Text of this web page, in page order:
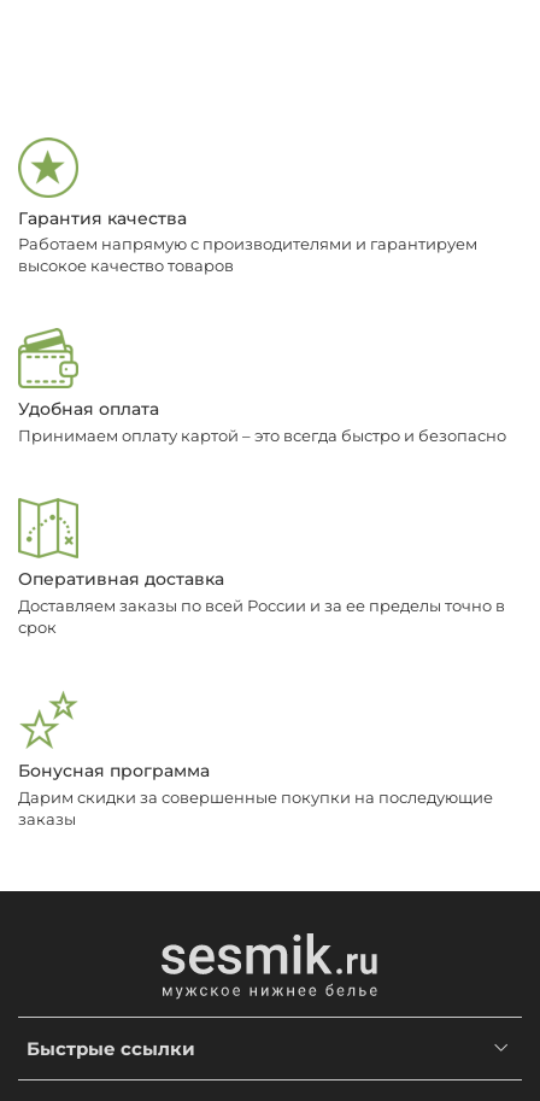
Гарантия качества
Работаем напрямую с производителями и гарантируем
высокое качество товаров
Удобная оплата
Принимаем оплату картой – это всегда быстро и безопасно
Оперативная доставка
Доставляем заказы по всей России и за ее пределы точно в
срок
Бонусная программа
Дарим скидки за совершенные покупки на последующие
заказы
Быстрые ссылки